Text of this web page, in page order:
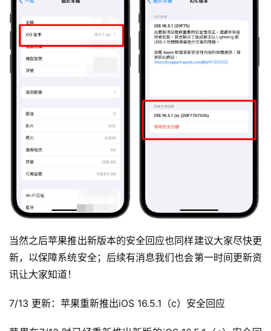
当然之后苹果推出新版本的安全回应也同样建议大家尽快更
新，以保障系统安全；后续有消息我们也会第一时间更新资
讯让大家知道！
7/13 更新：苹果重新推出iOS 16.5.1（c）安全回应